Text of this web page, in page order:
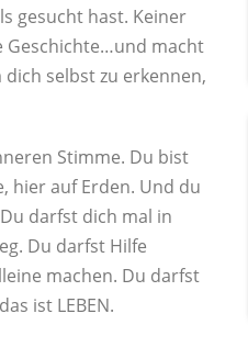
gesucht hast. Keiner
Geschichte…und macht
selbst zu erkennen,
Stimme. Du bist
hier auf Erden. Und du
darfst dich mal in
Du darfst Hilfe
machen. Du darfst
ist LEBEN.